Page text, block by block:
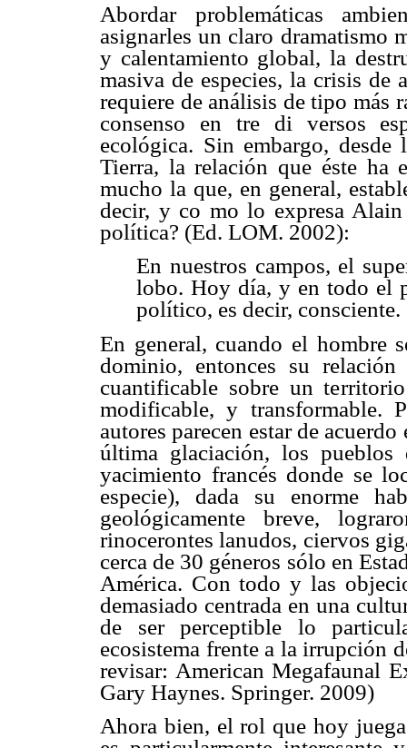
Abordar problemáticas
asignarles un claro dramatismo
y calentamiento global, la
masiva de especies, la crisis de
requiere de análisis de tipo
consenso en tre di versos
ecológica. Sin embargo,
Tierra, la relación que éste ha
mucho la que, en general,
decir, y co mo lo expresa
política? (Ed. LOM. 2002):
En nuestros campos, el
lobo. Hoy día, y en todo el
político, es decir, consciente.
En general, cuando el hombre
dominio, entonces su
cuantificable sobre un
modificable, y transformable.
autores parecen estar de
última glaciación, los
yacimiento francés donde se
especie), dada su enorme
geológicamente breve,
rinocerontes lanudos, ciervos
cerca de 30 géneros sólo en
América. Con todo y las
demasiado centrada en una
de ser perceptible lo
ecosistema frente a la irrupción
revisar: American Megafaunal
Gary Haynes. Springer. 2009)
Ahora bien, el rol que hoy